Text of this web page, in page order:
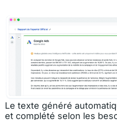
Le texte généré
et complété selon les